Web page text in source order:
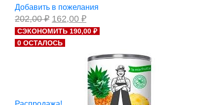
Добавить в пожелания
202,00₽ Первоначальная
цена
составляла
202,00 ₽.
162,00 ₽Текущая
цена:
162,00 ₽.
СЭКОНОМИТЬ 190,00 ₽
0 ОСТАЛОСЬ